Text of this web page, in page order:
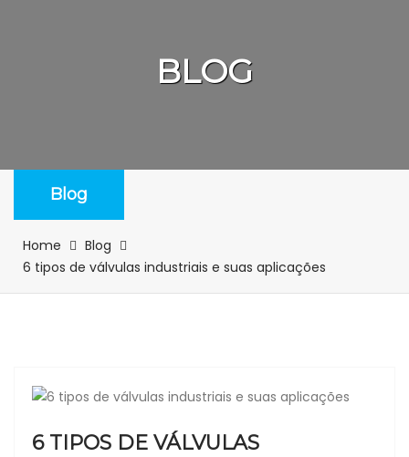
BLOG
Blog
Home
Blog
6 tipos de válvulas industriais e suas aplicações
6 TIPOS DE VÁLVULAS